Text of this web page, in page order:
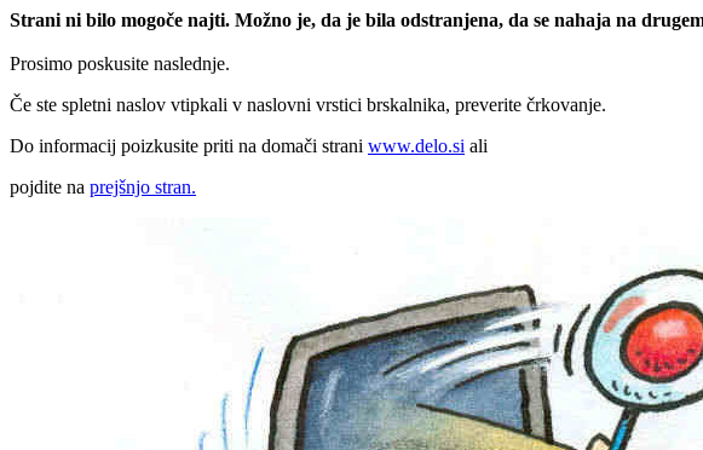
Strani ni bilo mogoče najti. Možno je, da je bila odstranjena, da se nahaja na
Prosimo poskusite naslednje.
Če ste spletni naslov vtipkali v naslovni vrstici brskalnika, preverite črkovanje.
Do informacij poizkusite priti na domači strani www.delo.si ali
pojdite na prejšnjo stran.